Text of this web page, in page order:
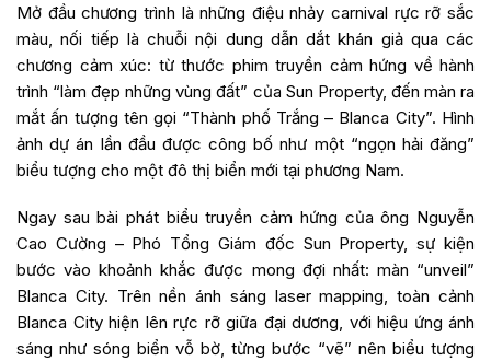
Mở đầu chương trình là những điệu nhảy carnival rực rỡ sắc
màu, nối tiếp là chuỗi nội dung dẫn dắt khán giả qua các
chương cảm xúc: từ thước phim truyền cảm hứng về hành
trình “làm đẹp những vùng đất” của Sun Property, đến màn ra
mắt ấn tượng tên gọi “Thành phố Trắng – Blanca City”. Hình
ảnh dự án lần đầu được công bố như một “ngọn hải đăng”
biểu tượng cho một đô thị biển mới tại phương Nam.
Ngay sau bài phát biểu truyền cảm hứng của ông Nguyễn
Cao Cường – Phó Tổng Giám đốc Sun Property, sự kiện
bước vào khoảnh khắc được mong đợi nhất: màn “unveil”
Blanca City. Trên nền ánh sáng laser mapping, toàn cảnh
Blanca City hiện lên rực rỡ giữa đại dương, với hiệu ứng ánh
sáng như sóng biển vỗ bờ, từng bước “vẽ” nên biểu tượng